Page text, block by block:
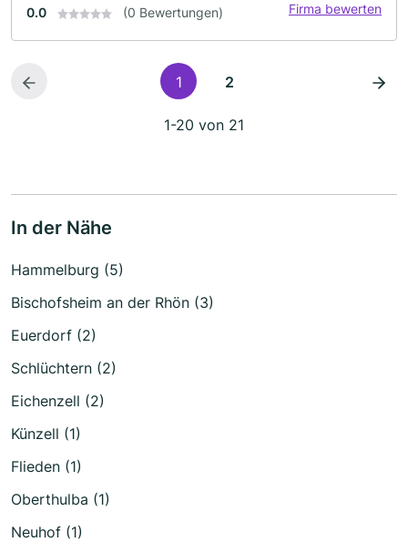
0.0 (0 Bewertungen) Firma bewerten
1 2
1-20 von 21
In der Nähe
Hammelburg (5)
Bischofsheim an der Rhön (3)
Euerdorf (2)
Schlüchtern (2)
Eichenzell (2)
Künzell (1)
Flieden (1)
Oberthulba (1)
Neuhof (1)